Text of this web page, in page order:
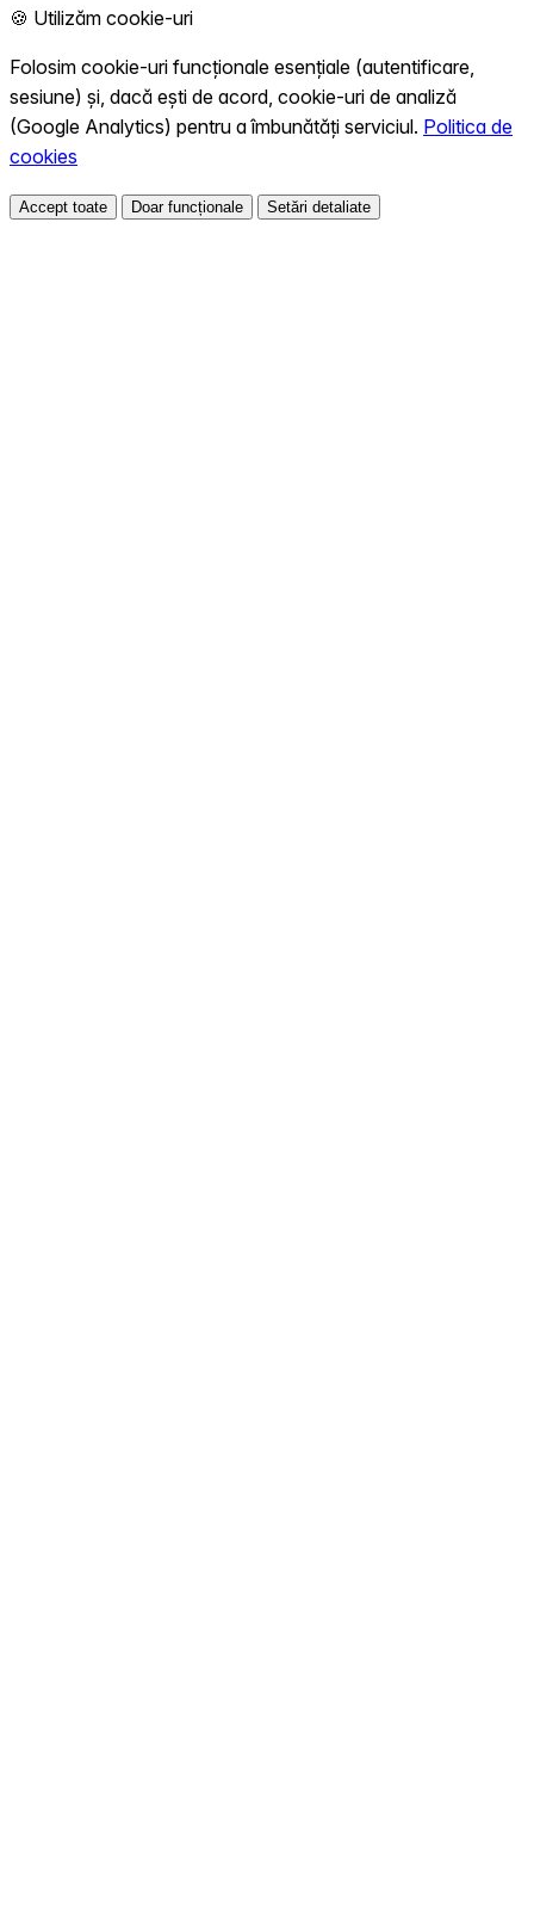
🍪 Utilizăm cookie-uri
Folosim cookie-uri funcționale esențiale (autentificare,
sesiune) și, dacă ești de acord, cookie-uri de analiză
(Google Analytics) pentru a îmbunătăți serviciul. Politica de
cookies
Accept toate Doar funcționale Setări detaliate